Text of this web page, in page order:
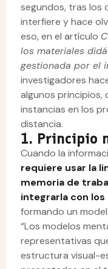
segundos, tras los
interfiere y hace
eso, en el artículo
los materiales
gestionada por el
investigadores
algunos principios,
instancias en los
distancia.
1. Principio
Cuando la
requiere usar la
memoria de
integrarla con
formando un
“Los modelos
representativas
estructura visual-